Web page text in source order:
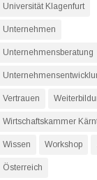
Universität Klagenfurt
Unternehmen
Unternehmensberatung
Vertrauen
Wirtschaftskammer
Wissen Workshop
Österreich